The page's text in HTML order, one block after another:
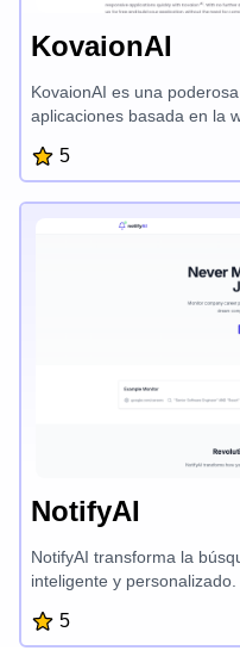
KovaionAI
KovaionAI es una
aplicaciones basada en la
adaptables a móviles de
funciones como un
de trabajo, todo ello sin
5
NotifyAI
NotifyAI transforma la
inteligente y
habilidades y sé el primero
oportunidades. Esta
5